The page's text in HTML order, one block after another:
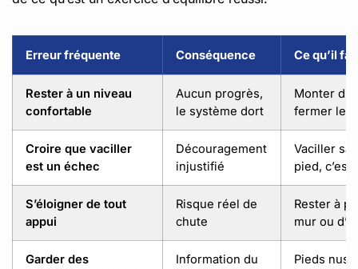
Erreur fréquente Conséquence Ce qu’il
Rester à un niveau
confortable
Aucun progrès,
le système dort
Monter
fermer les
Croire que vaciller
est un échec
Découragement
injustifié
Vaciller
pied, c’est
S’éloigner de tout
appui
Risque réel de
chute
Rester à
mur ou
Garder des
Information du
Pieds nus